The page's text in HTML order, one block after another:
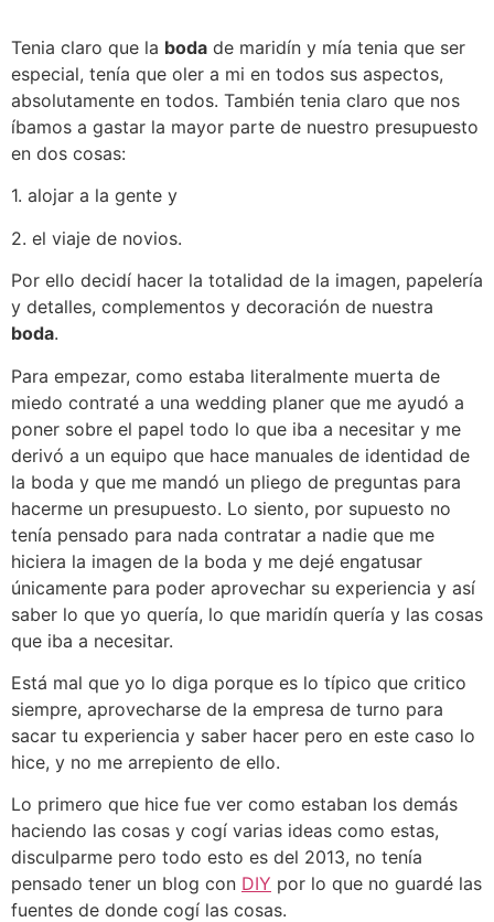
Tenia claro que la boda de maridín y mía tenia que ser
especial, tenía que oler a mi en todos sus aspectos,
absolutamente en todos. También tenia claro que nos
íbamos a gastar la mayor parte de nuestro presupuesto
en dos cosas:
1. alojar a la gente y
2. el viaje de novios.
Por ello decidí hacer la totalidad de la imagen, papelería
y detalles, complementos y decoración de nuestra
boda.
Para empezar, como estaba literalmente muerta de
miedo contraté a una wedding planer que me ayudó a
poner sobre el papel todo lo que iba a necesitar y me
derivó a un equipo que hace manuales de identidad de
la boda y que me mandó un pliego de preguntas para
hacerme un presupuesto. Lo siento, por supuesto no
tenía pensado para nada contratar a nadie que me
hiciera la imagen de la boda y me dejé engatusar
únicamente para poder aprovechar su experiencia y así
saber lo que yo quería, lo que maridín quería y las cosas
que iba a necesitar.
Está mal que yo lo diga porque es lo típico que critico
siempre, aprovecharse de la empresa de turno para
sacar tu experiencia y saber hacer pero en este caso lo
hice, y no me arrepiento de ello.
Lo primero que hice fue ver como estaban los demás
haciendo las cosas y cogí varias ideas como estas,
disculparme pero todo esto es del 2013, no tenía
pensado tener un blog con DIY por lo que no guardé las
fuentes de donde cogí las cosas.